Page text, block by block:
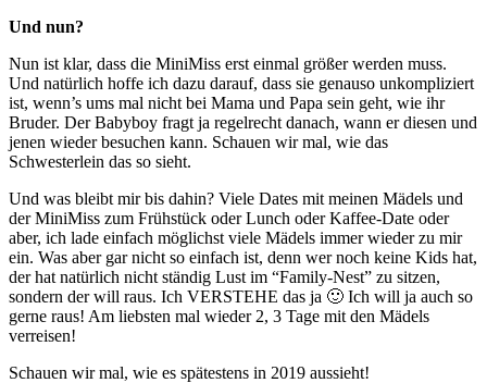
Und nun?
Nun ist klar, dass die MiniMiss erst einmal größer werden muss.
Und natürlich hoffe ich dazu darauf, dass sie genauso unkompliziert
ist, wenn’s ums mal nicht bei Mama und Papa sein geht, wie ihr
Bruder. Der Babyboy fragt ja regelrecht danach, wann er diesen und
jenen wieder besuchen kann. Schauen wir mal, wie das
Schwesterlein das so sieht.
Und was bleibt mir bis dahin? Viele Dates mit meinen Mädels und
der MiniMiss zum Frühstück oder Lunch oder Kaffee-Date oder
aber, ich lade einfach möglichst viele Mädels immer wieder zu mir
ein. Was aber gar nicht so einfach ist, denn wer noch keine Kids hat,
der hat natürlich nicht ständig Lust im “Family-Nest” zu sitzen,
sondern der will raus. Ich VERSTEHE das ja 🙂 Ich will ja auch so
gerne raus! Am liebsten mal wieder 2, 3 Tage mit den Mädels
verreisen!
Schauen wir mal, wie es spätestens in 2019 aussieht!